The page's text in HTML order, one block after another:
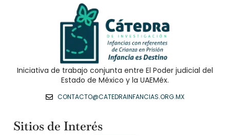
Iniciativa de trabajo conjunta entre El Poder judicial del
Estado de México y la UAEMéx.
CONTACTO@CATEDRAINFANCIAS.ORG.MX
Sitios de Interés